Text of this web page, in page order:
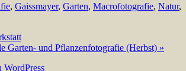
, Gaissmayer, Garten, Macrofotografie, Natur,
Garten- und Pflanzenfotografie (Herbst) »
WordPress